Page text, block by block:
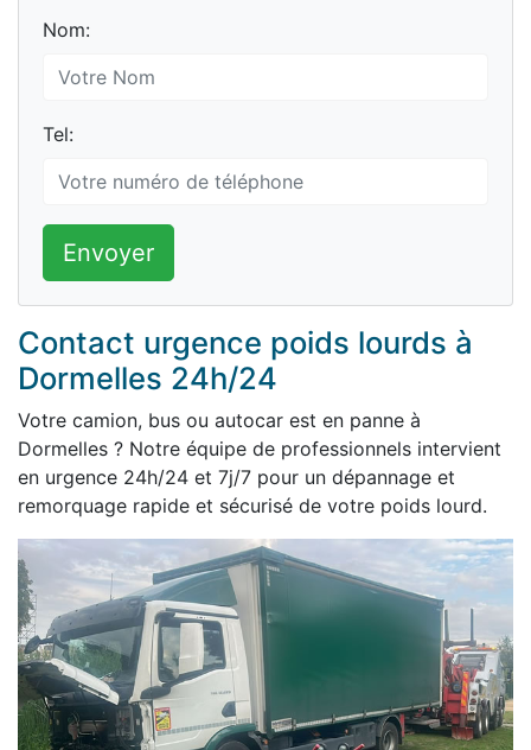
Nom:
Tel:
Envoyer
Contact urgence poids lourds à
Dormelles 24h/24
Votre camion, bus ou autocar est en panne à
Dormelles ? Notre équipe de professionnels intervient
en urgence 24h/24 et 7j/7 pour un dépannage et
remorquage rapide et sécurisé de votre poids lourd.